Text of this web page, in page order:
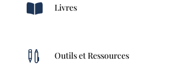
 Livres
 Outils et Ressources